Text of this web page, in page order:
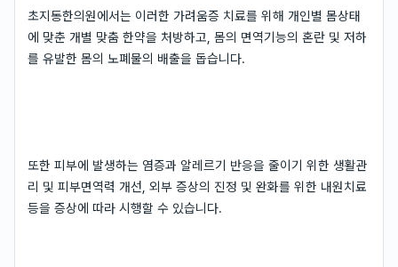
초지동한의원에서는 이러한 가려움증 치료를 위해 개인별 몸상태
에 맞춘 개별 맞춤 한약을 처방하고, 몸의 면역기능의 혼란 및 저하
를 유발한 몸의 노폐물의 배출을 돕습니다.
또한 피부에 발생하는 염증과 알레르기 반응을 줄이기 위한 생활관
리 및 피부면역력 개선, 외부 증상의 진정 및 완화를 위한 내원치료
등을 증상에 따라 시행할 수 있습니다.